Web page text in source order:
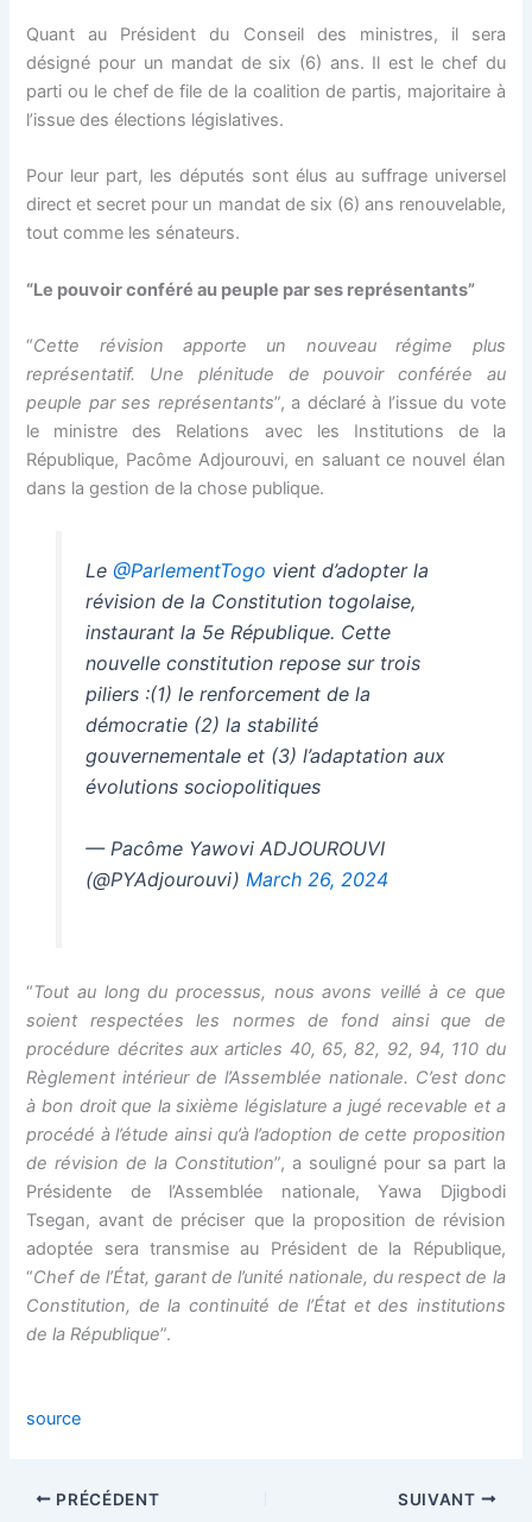
panel
panel
panel
panel
panel
panel
Panel
panel
Panel
Panel
Panel
Quant au Président du Conseil des ministres, il sera
désigné pour un mandat de six (6) ans. Il est le chef du
parti ou le chef de file de la coalition de partis, majoritaire à
l’issue des élections législatives.
Pour leur part, les députés sont élus au suffrage universel
direct et secret pour un mandat de six (6) ans renouvelable,
tout comme les sénateurs.
“Le pouvoir conféré au peuple par ses représentants”
“Cette révision apporte un nouveau régime plus
représentatif. Une plénitude de pouvoir conférée au
peuple par ses représentants”, a déclaré à l’issue du vote
le ministre des Relations avec les Institutions de la
République, Pacôme Adjourouvi, en saluant ce nouvel élan
dans la gestion de la chose publique.
Le @ParlementTogo vient d’adopter la
révision de la Constitution togolaise,
instaurant la 5e République. Cette
nouvelle constitution repose sur trois
piliers :(1) le renforcement de la
démocratie (2) la stabilité
gouvernementale et (3) l’adaptation aux
évolutions sociopolitiques
— Pacôme Yawovi ADJOUROUVI
(@PYAdjourouvi) March 26, 2024
“Tout au long du processus, nous avons veillé à ce que
soient respectées les normes de fond ainsi que de
procédure décrites aux articles 40, 65, 82, 92, 94, 110 du
Règlement intérieur de l’Assemblée nationale. C’est donc
à bon droit que la sixième législature a jugé recevable et a
procédé à l’étude ainsi qu’à l’adoption de cette proposition
de révision de la Constitution”, a souligné pour sa part la
Présidente de l’Assemblée nationale, Yawa Djigbodi
Tsegan, avant de préciser que la proposition de révision
adoptée sera transmise au Président de la République,
“Chef de l’État, garant de l’unité nationale, du respect de la
Constitution, de la continuité de l’État et des institutions
de la République”.
source
PRÉCÉDENT SUIVANT